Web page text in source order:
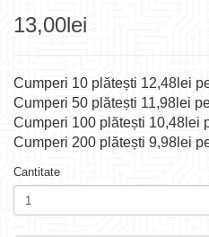
13,00lei
Cumperi 10 plătești 12,48lei
Cumperi 50 plătești 11,98lei
Cumperi 100 plătești 10,48lei
Cumperi 200 plătești 9,98lei
Cantitate